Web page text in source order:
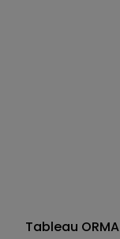
Tableau ORMA